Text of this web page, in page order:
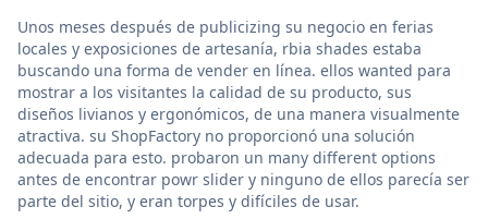
Unos meses después de publicizing su negocio en ferias
locales y exposiciones de artesanía, rbia shades estaba
buscando una forma de vender en línea. ellos wanted para
mostrar a los visitantes la calidad de su producto, sus
diseños livianos y ergonómicos, de una manera visualmente
atractiva. su ShopFactory no proporcionó una solución
adecuada para esto. probaron un many different options
antes de encontrar powr slider y ninguno de ellos parecía ser
parte del sitio, y eran torpes y difíciles de usar.